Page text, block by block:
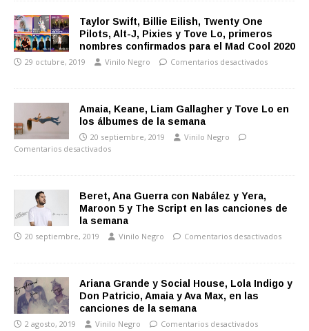
Taylor Swift, Billie Eilish, Twenty One
Pilots, Alt-J, Pixies y Tove Lo, primeros
nombres confirmados para el Mad Cool 2020
29 octubre, 2019 Vinilo Negro Comentarios desactivados
Amaia, Keane, Liam Gallagher y Tove Lo en
los álbumes de la semana
20 septiembre, 2019
Vinilo Negro
Comentarios desactivados
Beret, Ana Guerra con Nabález y Yera,
Maroon 5 y The Script en las canciones de
la semana
20 septiembre, 2019 Vinilo Negro Comentarios desactivados
Ariana Grande y Social House, Lola Indigo y
Don Patricio, Amaia y Ava Max, en las
canciones de la semana
2 agosto, 2019 Vinilo Negro Comentarios desactivados